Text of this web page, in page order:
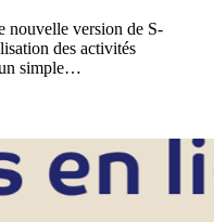
nouvelle version de S-
des activités
un simple…